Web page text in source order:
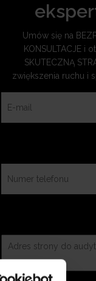
Umów się na
KONSULTACJE i
SKUTECZNĄ
zwiększenia ruchu i